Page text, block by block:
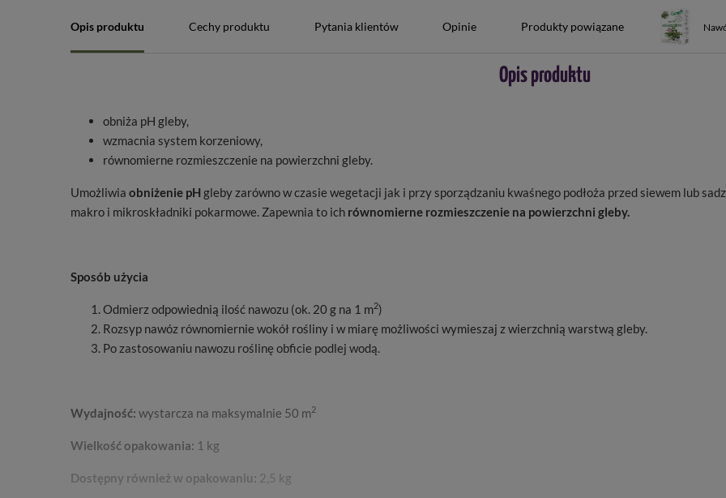
Opis produktu Cechy produktu Pytania klientów Opinie Produkty powiązane
Opis produktu
obniża pH gleby,
wzmacnia system korzeniowy,
równomierne rozmieszczenie na powierzchni gleby.
Umożliwia obniżenie pH gleby zarówno w czasie wegetacji jak i przy sporządzaniu kwaśnego podłoża przed siewem lub
makro i mikroskładniki pokarmowe. Zapewnia to ich równomierne rozmieszczenie na powierzchni gleby.
Sposób użycia
Odmierz odpowiednią ilość nawozu (ok. 20 g na 1 m2)
Rozsyp nawóz równomiernie wokół rośliny i w miarę możliwości wymieszaj z wierzchnią warstwą gleby.
Po zastosowaniu nawozu roślinę obficie podlej wodą.
Wydajność: wystarcza na maksymalnie 50 m2
Wielkość opakowania: 1 kg
Dostępny również w opakowaniu: 2,5 kg